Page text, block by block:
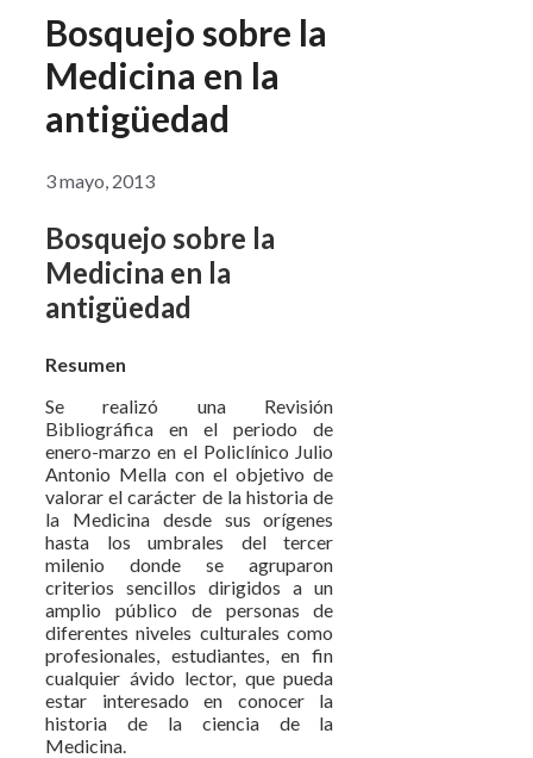
Bosquejo sobre la
Medicina en la
antigüedad
3 mayo, 2013
Bosquejo sobre la
Medicina en la
antigüedad
Resumen
Se realizó una Revisión
Bibliográfica en el periodo de
enero-marzo en el Policlínico Julio
Antonio Mella con el objetivo de
valorar el carácter de la historia de
la Medicina desde sus orígenes
hasta los umbrales del tercer
milenio donde se agruparon
criterios sencillos dirigidos a un
amplio público de personas de
diferentes niveles culturales como
profesionales, estudiantes, en fin
cualquier ávido lector, que pueda
estar interesado en conocer la
historia de la ciencia de la
Medicina.